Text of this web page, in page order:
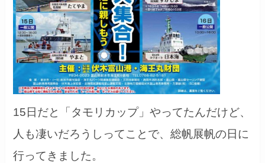
15日だと「タモリカップ」やってたんだけど、
人も凄いだろうしってことで、総帆展帆の日に
行ってきました。